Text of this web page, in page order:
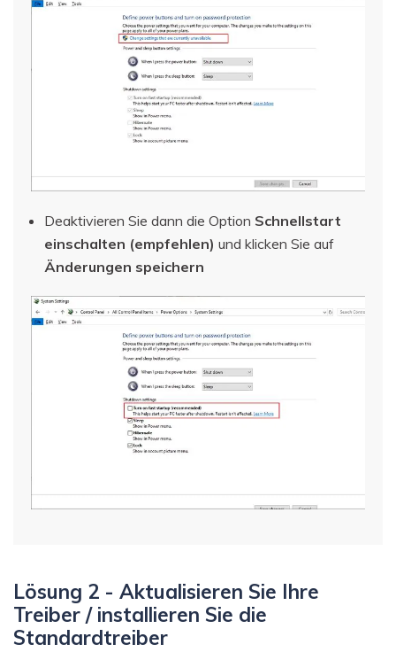
Deaktivieren Sie dann die Option Schnellstart
einschalten (empfehlen) und klicken Sie auf
Änderungen speichern
Lösung 2 - Aktualisieren Sie Ihre
Treiber / installieren Sie die
Standardtreiber